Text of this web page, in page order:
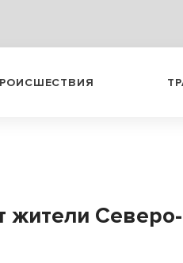
жители Северо-